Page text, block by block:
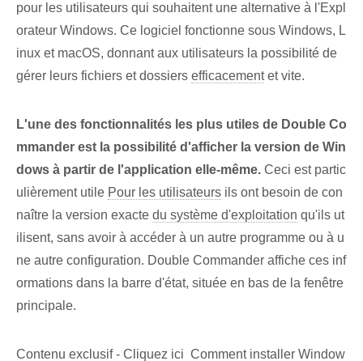
pour les utilisateurs qui souhaitent une alternative à l'Expl
orateur Windows. Ce logiciel fonctionne sous Windows, L
inux et macOS, donnant aux utilisateurs la possibilité de
gérer leurs fichiers et dossiers efficacementet vite.
L'une des fonctionnalités les plus utiles de Double Co
mmander est la possibilité d'afficher la version de Win
dows à partir de l'application elle-même. Ceci est partic
ulièrement utile Pour les utilisateurs ils ont besoin de con
naître la version exacte du système d'exploitation qu'ils ut
ilisent, sans avoir à accéder à un autre programme ou à u
ne autre configuration. Double Commander affiche ces inf
ormations dans la barre d'état, située en bas de la fenêtre
principale.
Contenu exclusif - Cliquez ici Comment installer Window